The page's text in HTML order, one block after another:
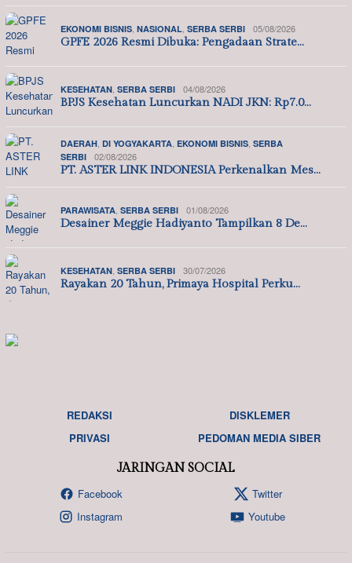
EKONOMI BISNIS, NASIONAL, SERBA SERBI 05/08/2026
GPFE 2026 Resmi Dibuka: Pengadaan Strate…
KESEHATAN, SERBA SERBI 04/08/2026
BPJS Kesehatan Luncurkan NADI JKN: Rp7.0…
DAERAH, DI YOGYAKARTA, EKONOMI BISNIS, SERBA
SERBI
02/08/2026
PT. ASTER LINK INDONESIA Perkenalkan Mes…
PARAWISATA, SERBA SERBI 01/08/2026
Desainer Meggie Hadiyanto Tampilkan 8 De…
KESEHATAN, SERBA SERBI 30/07/2026
Rayakan 20 Tahun, Primaya Hospital Perku…
REDAKSI
DISKLEMER
PRIVASI
PEDOMAN MEDIA SIBER
JARINGAN SOCIAL
Facebook
Twitter
Instagram
Youtube